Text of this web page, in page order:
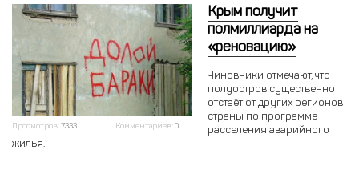
Просмотров: 7333 Комментариев: 0
Крым получит
полмиллиарда на
«реновацию»
Чиновники отмечают, что
полуостров существенно
отстаёт от других регионов
страны по программе
расселения аварийного
жилья.